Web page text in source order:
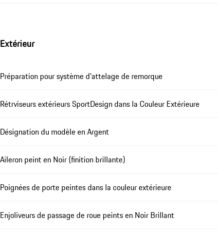
Extérieur
Préparation pour système d'attelage de remorque
Rétrviseurs extérieurs SportDesign dans la Couleur Extérieure
Désignation du modèle en Argent
Aileron peint en Noir (finition brillante)
Poignées de porte peintes dans la couleur extérieure
Enjoliveurs de passage de roue peints en Noir Brillant